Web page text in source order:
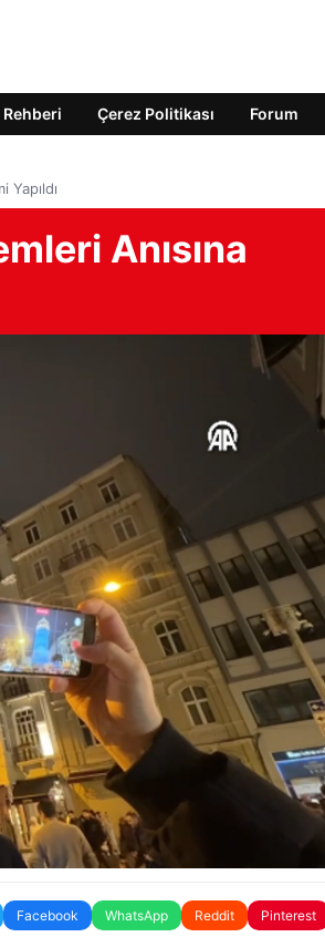
Rehberi Çerez Politikası Forum
Anısına
Facebook WhatsApp Reddit Pinterest